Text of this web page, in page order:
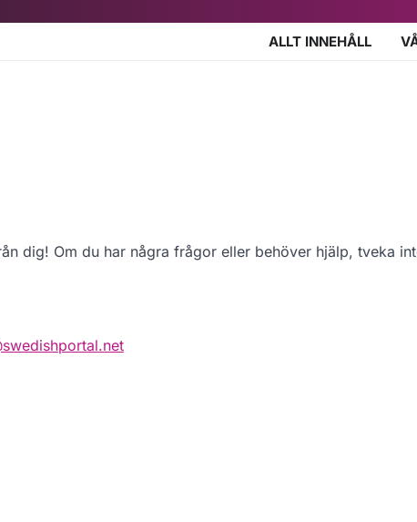
ALLT INNEHÅLL
dig! Om du har några frågor eller behöver hjälp, tveka